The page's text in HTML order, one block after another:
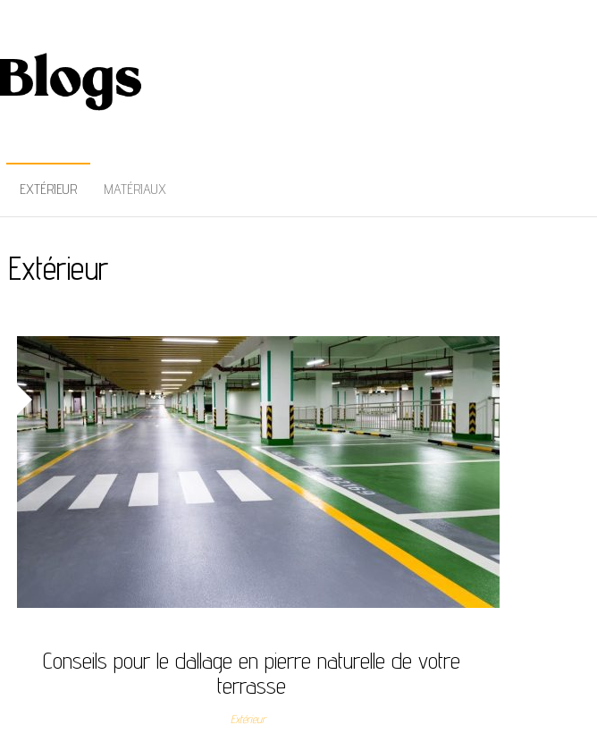
EXTÉRIEUR MATÉRIAUX
Extérieur
Conseils pour le dallage en pierre naturelle de votre
terrasse
Extérieur